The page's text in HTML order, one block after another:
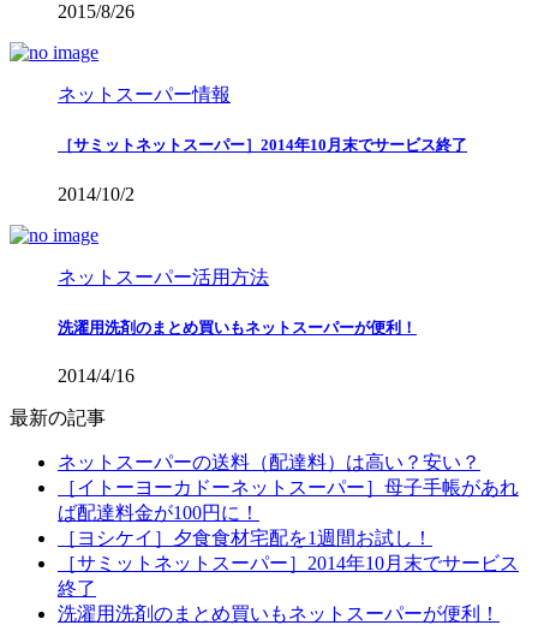
2015/8/26
ネットスーパー情報
［サミットネットスーパー］2014年10月末でサービス終了
2014/10/2
ネットスーパー活用方法
洗濯用洗剤のまとめ買いもネットスーパーが便利！
2014/4/16
最新の記事
ネットスーパーの送料（配達料）は高い？安い？
［イトーヨーカドーネットスーパー］母子手帳があれ
ば配達料金が100円に！
［ヨシケイ］夕食食材宅配を1週間お試し！
［サミットネットスーパー］2014年10月末でサービス
終了
洗濯用洗剤のまとめ買いもネットスーパーが便利！